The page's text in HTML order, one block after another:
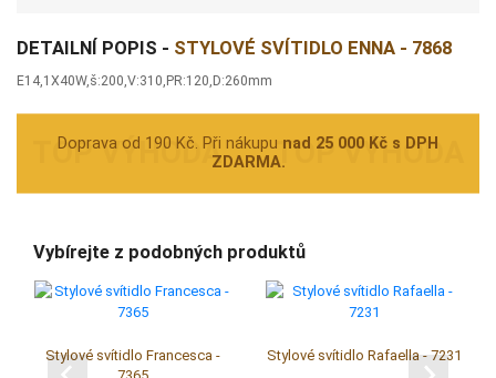
DETAILNÍ POPIS - STYLOVÉ SVÍTIDLO ENNA - 7868
E14,1X40W,š:200,V:310,PR:120,D:260mm
Doprava od 190 Kč. Při nákupu nad 25 000 Kč s DPH
ZDARMA.
Vybírejte z podobných produktů
Stylové svítidlo Francesca -
Stylové svítidlo Rafaella - 7231